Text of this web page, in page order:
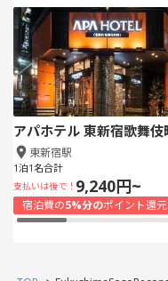
アパホテル 東新宿歌舞伎
東新宿駅
1泊1名合計
支払いは後で！ 9,240円~
宿泊費の5%分のポイント還元